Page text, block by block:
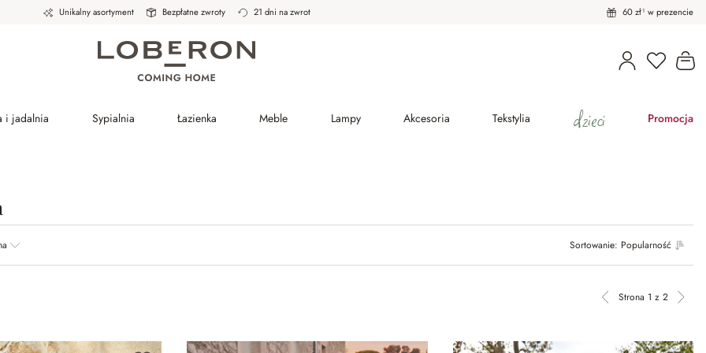
Unikalny asortyment Bezpłatne zwroty 21 dni na zwrot 60 zł¹ w prezencie
i jadalnia Sypialnia Łazienka Meble Lampy Akcesoria Tekstylia dzieci Promocja
Sortowanie: Popularność
Strona 1 z 2